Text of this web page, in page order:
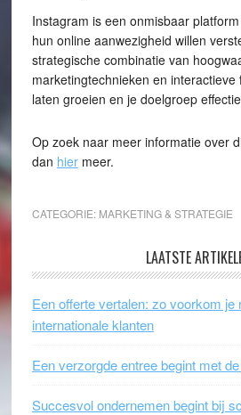
Instagram is een onmisbaar
hun online aanwezigheid willen
strategische combinatie van
marketingtechnieken en
laten groeien en je doelgroep
Op zoek naar meer informatie over
dan hiermeer.
CATEGORIE: MARKETING & STRATEGIE
LAATSTE
Een offerte vertalen: zo voorkom je
internationale klanten
Een verzorgde entree begint met
Succesvol ondernemen begint bij